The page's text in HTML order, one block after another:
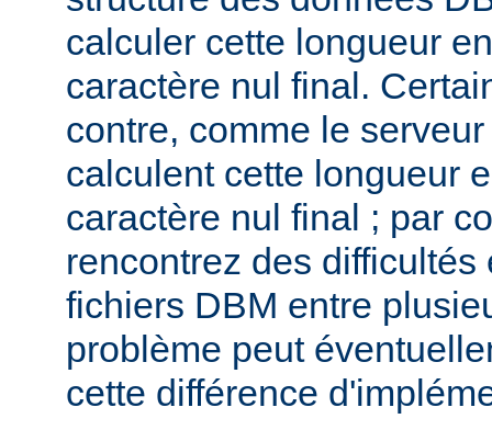
calculer cette longueur
caractère nul final.
contre, comme le
calculent cette longueur
caractère nul final ; par
rencontrez des
fichiers DBM entre
problème peut
cette différence